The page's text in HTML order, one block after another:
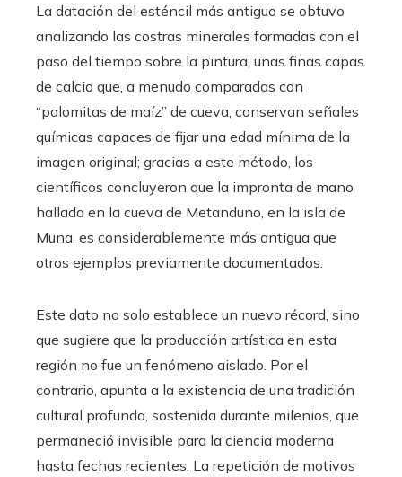
La datación del esténcil más antiguo se obtuvo
analizando las costras minerales formadas con el
paso del tiempo sobre la pintura, unas finas capas
de calcio que, a menudo comparadas con
“palomitas de maíz” de cueva, conservan señales
químicas capaces de fijar una edad mínima de la
imagen original; gracias a este método, los
científicos concluyeron que la impronta de mano
hallada en la cueva de Metanduno, en la isla de
Muna, es considerablemente más antigua que
otros ejemplos previamente documentados.
Este dato no solo establece un nuevo récord, sino
que sugiere que la producción artística en esta
región no fue un fenómeno aislado. Por el
contrario, apunta a la existencia de una tradición
cultural profunda, sostenida durante milenios, que
permaneció invisible para la ciencia moderna
hasta fechas recientes. La repetición de motivos